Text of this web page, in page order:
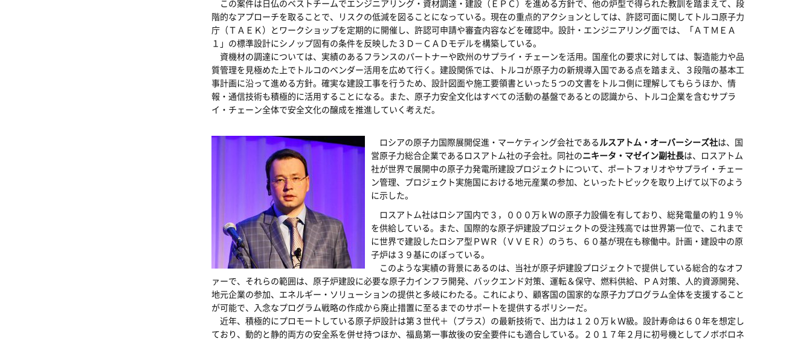
この案件は日仏のベストチームでエンジニアリング・資材調達・建設（ＥＰＣ）を進める方針で、他の炉型で得られた教訓を踏まえて、段
階的なアプローチを取ることで、リスクの低減を図ることになっている。現在の重点的アクションとしては、許認可面に関してトルコ原子力
庁（ＴＡＥＫ）とワークショップを定期的に開催し、許認可申請や審査内容などを確認中。設計・エンジニアリング面では、「ＡＴＭＥＡ
１」の標準設計にシノップ固有の条件を反映した３Ｄ－ＣＡＤモデルを構築している。
資機材の調達については、実績のあるフランスのパートナーや欧州のサプライ・チェーンを活用。国産化の要求に対しては、製造能力や品
質管理を見極めた上でトルコのベンダー活用を広めて行く。建設関係では、トルコが原子力の新規導入国である点を踏まえ、３段階の基本工
事計画に沿って進める方針。確実な建設工事を行うため、設計図面や施工要領書といった５つの文書をトルコ側に理解してもらうほか、情
報・通信技術も積極的に活用することになる。また、原子力安全文化はすべての活動の基盤であるとの認識から、トルコ企業を含むサプラ
イ・チェーン全体で安全文化の醸成を推進していく考えだ。
ロシアの原子力国際展開促進・マーケティング会社である ルスアトム・オーバーシーズ社は、国
営原子力総合企業であるロスアトム社の子会社。同社のニキータ・マゼイン副社長は、ロスアトム
社が世界で展開中の原子力発電所建設プロジェクトについて、ポートフォリオやサプライ・チェー
ン管理、プロジェクト実施国における地元産業の参加、といったトピックを取り上げて以下のよう
に示した。
ロスアトム社はロシア国内で３，０００万ｋＷの原子力設備を有しており、総発電量の約１９％
を供給している。また、国際的な原子炉建設プロジェクトの受注残高では世界第一位で、これまで
に世界で建設したロシア型ＰＷＲ（ＶＶＥＲ）のうち、６０基が現在も稼働中。計画・建設中の原
子炉は３９基にのぼっている。
このような実績の背景にあるのは、当社が原子炉建設プロジェクトで提供している総合的なオフ
ァーで、それらの範囲は、原子炉建設に必要な原子力インフラ開発、バックエンド対策、運転＆保守、燃料供給、ＰＡ対策、人的資源開発、
地元企業の参加、エネルギー・ソリューションの提供と多岐にわたる。これにより、顧客国の国家的な原子力プログラム全体を支援すること
が可能で、入念なプログラム戦略の作成から廃止措置に至るまでのサポートを提供するポリシーだ。
近年、積極的にプロモートしている原子炉設計は第３世代＋（プラス）の最新技術で、出力は１２０万ｋＷ級。設計寿命は６０年を想定し
ており、動的と静的両方の安全系を併せ持つほか、福島第一事故後の安全要件にも適合している。２０１７年２月に初号機としてノボボロネ